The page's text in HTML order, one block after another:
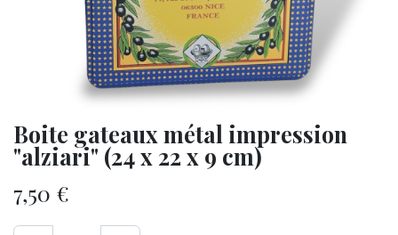
Boite gateaux métal impression
"alziari" (24 x 22 x 9 cm)
7,50 €